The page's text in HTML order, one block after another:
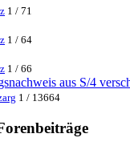
1 / 71
1 / 64
1 / 66
aus S/4
1 / 13664